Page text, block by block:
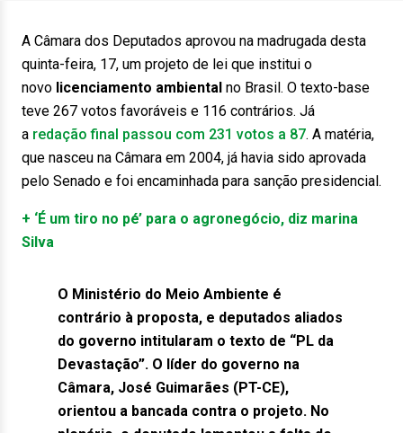
A Câmara dos Deputados aprovou na madrugada desta
quinta-feira, 17, um projeto de lei que institui o
novo licenciamento ambiental no Brasil. O texto-base
teve 267 votos favoráveis e 116 contrários. Já
a redação final passou com 231 votos a 87. A matéria,
que nasceu na Câmara em 2004, já havia sido aprovada
pelo Senado e foi encaminhada para sanção presidencial.
+ ‘É um tiro no pé’ para o agronegócio, diz marina
Silva
O Ministério do Meio Ambiente é
contrário à proposta, e deputados aliados
do governo intitularam o texto de “PL da
Devastação”. O líder do governo na
Câmara, José Guimarães (PT-CE),
orientou a bancada contra o projeto. No